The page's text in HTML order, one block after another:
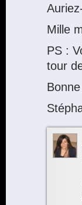
Mille
PS :
tour